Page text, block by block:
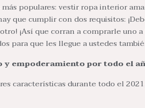
populares: vestir ropa interior
que cumplir con dos requisitos:
¡Así que corran a comprarle uno
para que les llegue a ustedes
empoderamiento por todo el
características durante todo el